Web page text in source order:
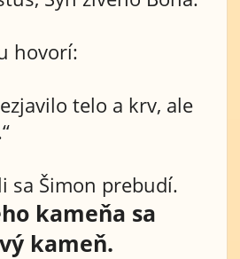
hovorí:
telo a krv, ale
sa Šimon prebudí.
kameňa sa
kameň.